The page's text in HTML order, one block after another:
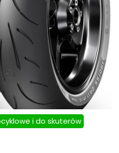
i do skuterów